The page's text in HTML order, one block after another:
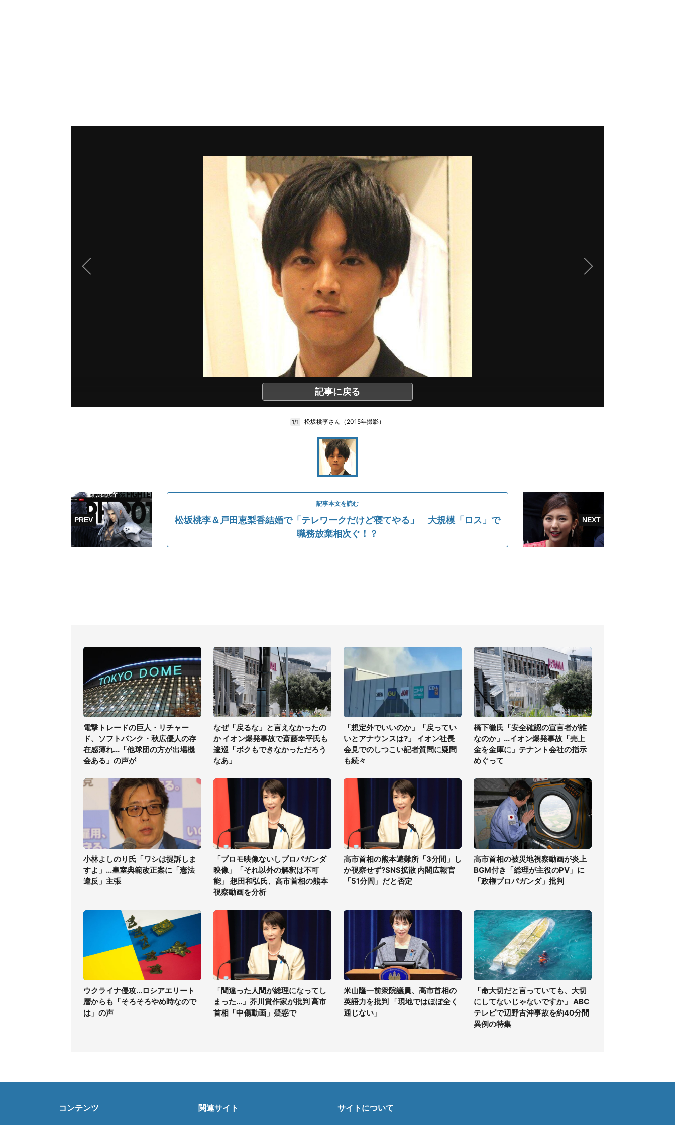
記事に戻る
1/1 松坂桃李さん（2015年撮影）
記事本文を読む
松坂桃李＆戸田恵梨香結婚で「テレワークだけど寝てやる」 大規模「ロス」で
職務放棄相次ぐ！？
電撃トレードの巨人・リチャー
ド、ソフトバンク・秋広優人の存
在感薄れ...「他球団の方が出場機
会ある」の声が
なぜ「戻るな」と言えなかったの
か イオン爆発事故で斎藤幸平氏も
逡巡「ボクもできなかっただろう
なあ」
「想定外でいいのか」「戻ってい
いとアナウンスは?」 イオン社長
会見でのしつこい記者質問に疑問
も続々
橋下徹氏「安全確認の宣言者が誰
なのか」...イオン爆発事故「売上
金を金庫に」テナント会社の指示
めぐって
小林よしのり氏「ワシは提訴しま
すよ」...皇室典範改正案に「憲法
違反」主張
「プロモ映像ないしプロパガンダ
映像」「それ以外の解釈は不可
能」 想田和弘氏、高市首相の熊本
視察動画を分析
高市首相の熊本避難所「3分間」し
か視察せず?SNS拡散 内閣広報官
「51分間」だと否定
高市首相の被災地視察動画が炎上
BGM付き「総理が主役のPV」に
「政権プロパガンダ」批判
ウクライナ侵攻...ロシアエリート
層からも「そろそろやめ時なので
は」の声
「間違った人間が総理になってし
まった...」芥川賞作家が批判 高市
首相「中傷動画」疑惑で
米山隆一前衆院議員、高市首相の
英語力を批判 「現地ではほぼ全く
通じない」
「命大切だと言っていても、大切
にしてないじゃないですか」 ABC
テレビで辺野古沖事故を約40分間
異例の特集
コンテンツ 関連サイト サイトについて